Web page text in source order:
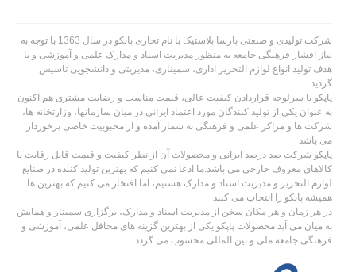
شرکت تولیدی و صنعتی پارسا پلاستیک با نام تجاری پاپکو در سال 1363 با توجه به
نیاز اقشار فرهنگی جامعه به منظور مدیریت اسناد و مدارک علمی و آموزشی و با
هدف تولید انواع لوازم التحریر اداری، سمیناری، مدیریتی و دانشجویی تاسیس
گردید
پاپکو با سرلوحه قراردادن کیفیت عالی، قیمت مناسب و رضایت مشتری هم اکنون
به عنوان یکی از تولید کنندگان مورد اعتماد ایرانی در میان سازمانها، وزارتخانه ها،
شرکت ها و مراکز علمی و فرهنگی به شمار آمده و از محبوبیت خاصی برخوردار
می باشد
پاپکو شرکت صد درصد ایرانی و محصولات آن از نظر کیفیت و قیمت قابل رقابت با
کالاهای معروف خارجی می باشد.ما ادعا نمی کنیم که بهترین تولید کننده در صنایع
لوازم التحریر و مدیریت اسناد و مدارک هستیم، اما افتخار می کنیم که بهترین ها
همیشه پاپکو را انتخاب می کنند
در هر زمان و هر مکان سخن از مدیریت اسناد و مدارک، برگزاری سمینار و همایش
به میان می آید محصولات پاپکو یکی از بهترین گزینه های محافل علمی، آموزشی و
فرهنگی جامعه ملی و بین المللی محسوب می گردد